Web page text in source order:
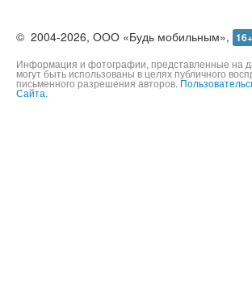
©2004-2026,ООО «Будь мобильным», 16+
Информация и фотографии, представленные на
могут быть использованы в целях публичного